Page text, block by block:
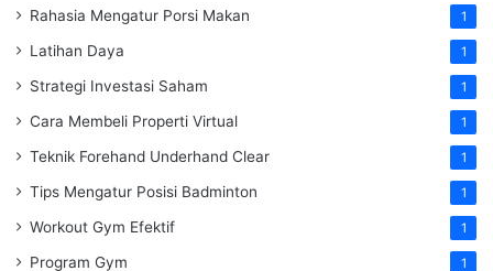
Rahasia Mengatur Porsi Makan 1
Latihan Daya 1
Strategi Investasi Saham 1
Cara Membeli Properti Virtual 1
Teknik Forehand Underhand Clear 1
Tips Mengatur Posisi Badminton 1
Workout Gym Efektif 1
Program Gym 1